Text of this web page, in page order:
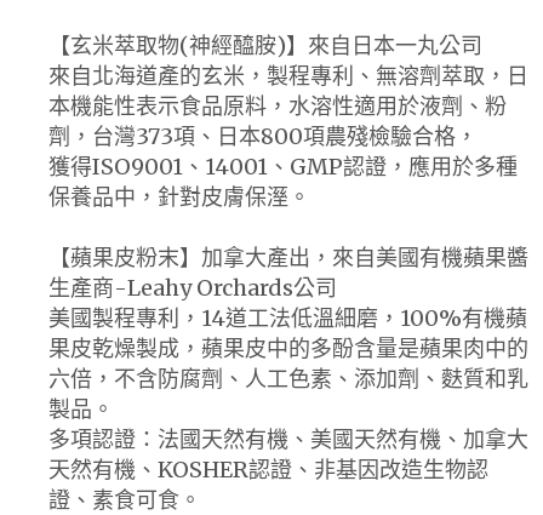
【玄米萃取物(神經醯胺)】來自日本一丸公司
來自北海道產的玄米，製程專利、無溶劑萃取，日
本機能性表示食品原料，水溶性適用於液劑、粉
劑，台灣373項、日本800項農殘檢驗合格，
獲得ISO9001、14001、GMP認證，應用於多種
保養品中，針對皮膚保溼。
【蘋果皮粉末】加拿大產出，來自美國有機蘋果醬
生產商-Leahy Orchards公司
美國製程專利，14道工法低溫細磨，100%有機蘋
果皮乾燥製成，蘋果皮中的多酚含量是蘋果肉中的
六倍，不含防腐劑、人工色素、添加劑、麩質和乳
製品。
多項認證：法國天然有機、美國天然有機、加拿大
天然有機、KOSHER認證、非基因改造生物認
證、素食可食。